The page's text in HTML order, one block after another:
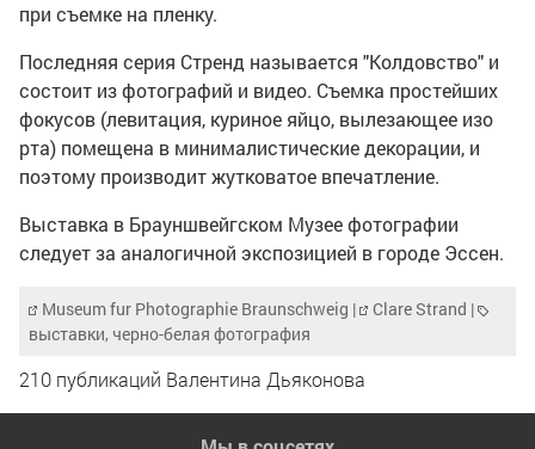
при съемке на пленку.
Последняя серия Стренд называется "Колдовство" и
состоит из фотографий и видео. Съемка простейших
фокусов (левитация, куриное яйцо, вылезающее изо
рта) помещена в минималистические декорации, и
поэтому производит жутковатое впечатление.
Выставка в Брауншвейгском Музее фотографии
следует за аналогичной экспозицией в городе Эссен.
Museum fur Photographie Braunschweig | Clare Strand |
выставки, черно-белая фотография
210 публикаций Валентина Дьяконова